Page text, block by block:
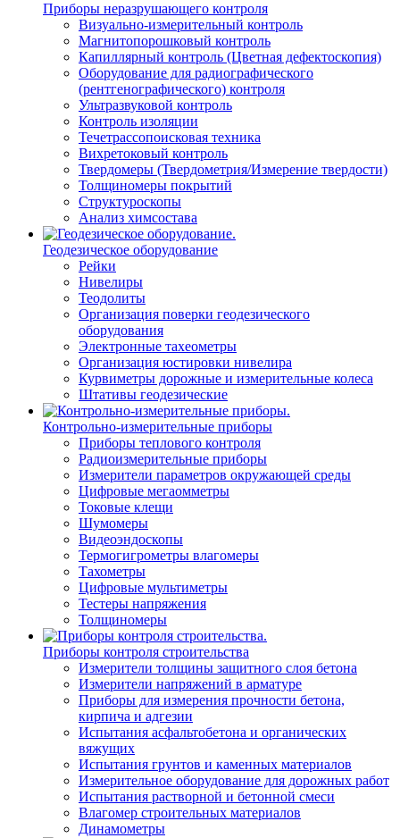
Приборы неразрушающего контроля
Визуально-измерительный контроль
Магнитопорошковый контроль
Капиллярный контроль (Цветная дефектоскопия)
Оборудование для радиографического
(рентгенографического) контроля
Ультразвуковой контроль
Контроль изоляции
Течетрассопоисковая техника
Вихретоковый контроль
Твердомеры (Твердометрия/Измерение твердости)
Толщиномеры покрытий
Структуроскопы
Анализ химсостава
Геодезическое оборудование
Рейки
Нивелиры
Теодолиты
Организация поверки геодезического
оборудования
Электронные тахеометры
Организация юстировки нивелира
Курвиметры дорожные и измерительные колеса
Штативы геодезические
Контрольно-измерительные приборы
Приборы теплового контроля
Радиоизмерительные приборы
Измерители параметров окружающей среды
Цифровые мегаомметры
Токовые клещи
Шумомеры
Видеоэндоскопы
Термогигрометры влагомеры
Тахометры
Цифровые мультиметры
Тестеры напряжения
Толщиномеры
Приборы контроля строительства
Измерители толщины защитного слоя бетона
Измерители напряжений в арматуре
Приборы для измерения прочности бетона,
кирпича и адгезии
Испытания асфальтобетона и органических
вяжущих
Испытания грунтов и каменных материалов
Измерительное оборудование для дорожных работ
Испытания растворной и бетонной смеси
Влагомер строительных материалов
Динамометры